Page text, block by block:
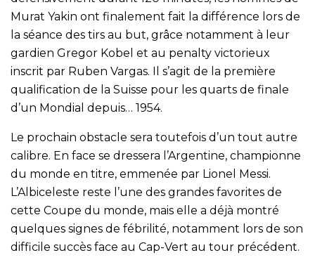
Murat Yakin ont finalement fait la différence lors de
la séance des tirs au but, grâce notamment à leur
gardien Gregor Kobel et au penalty victorieux
inscrit par Ruben Vargas. Il s’agit de la première
qualification de la Suisse pour les quarts de finale
d’un Mondial depuis… 1954.
Le prochain obstacle sera toutefois d’un tout autre
calibre. En face se dressera l’Argentine, championne
du monde en titre, emmenée par Lionel Messi.
L’Albiceleste reste l’une des grandes favorites de
cette Coupe du monde, mais elle a déjà montré
quelques signes de fébrilité, notamment lors de son
difficile succès face au Cap-Vert au tour précédent.